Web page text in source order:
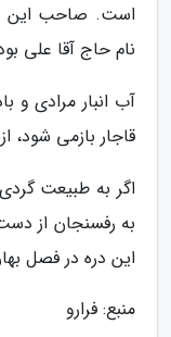
است. صاحب این
نام حاج آقا علی
آب انبار مرادی
قاجار بازمی
اگر به طبیعت گردی
به رفسنجان از دست
این دره در فصل
منبع: فرارو